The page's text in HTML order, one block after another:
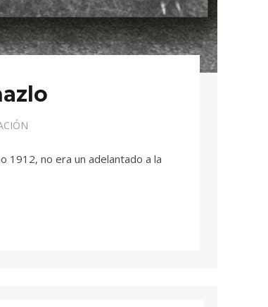
1912, no era un adelantado a la